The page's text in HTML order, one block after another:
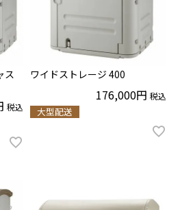
ス
税込
ワイドストレージ 400
176,000 税込
大型配送